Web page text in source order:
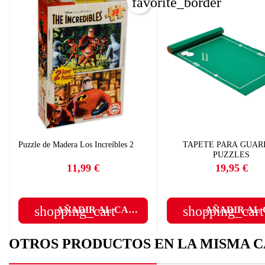
Puzzle de Madera Los Increíbles 2
Precio
11,99 €
shopping_cart
AÑADIR AL CARRITO
TAPETE PARA
PUZZLES
Precio
19,95 €
shopping_cart
AÑADIR AL
OTROS PRODUCTOS EN LA MISMA